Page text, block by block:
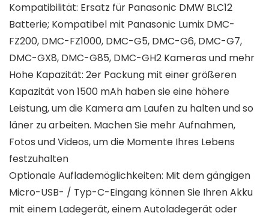
Kompatibilität: Ersatz für Panasonic DMW BLC12
Batterie; Kompatibel mit Panasonic Lumix DMC-
FZ200, DMC-FZ1000, DMC-G5, DMC-G6, DMC-G7,
DMC-GX8, DMC-G85, DMC-GH2 Kameras und mehr
Hohe Kapazität: 2er Packung mit einer größeren
Kapazität von 1500 mAh haben sie eine höhere
Leistung, um die Kamera am Laufen zu halten und so
läner zu arbeiten. Machen Sie mehr Aufnahmen,
Fotos und Videos, um die Momente Ihres Lebens
festzuhalten
Optionale Auflademöglichkeiten: Mit dem gängigen
Micro-USB- / Typ-C-Eingang können Sie Ihren Akku
mit einem Ladegerät, einem Autoladegerät oder